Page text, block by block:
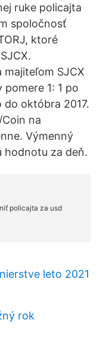
ruke policajta
spoločnosť
ktoré
majiteľom SJCX
1: 1 po
októbra 2017.
na
Výmenný
hodnotu za deň.
leto 2021
rok